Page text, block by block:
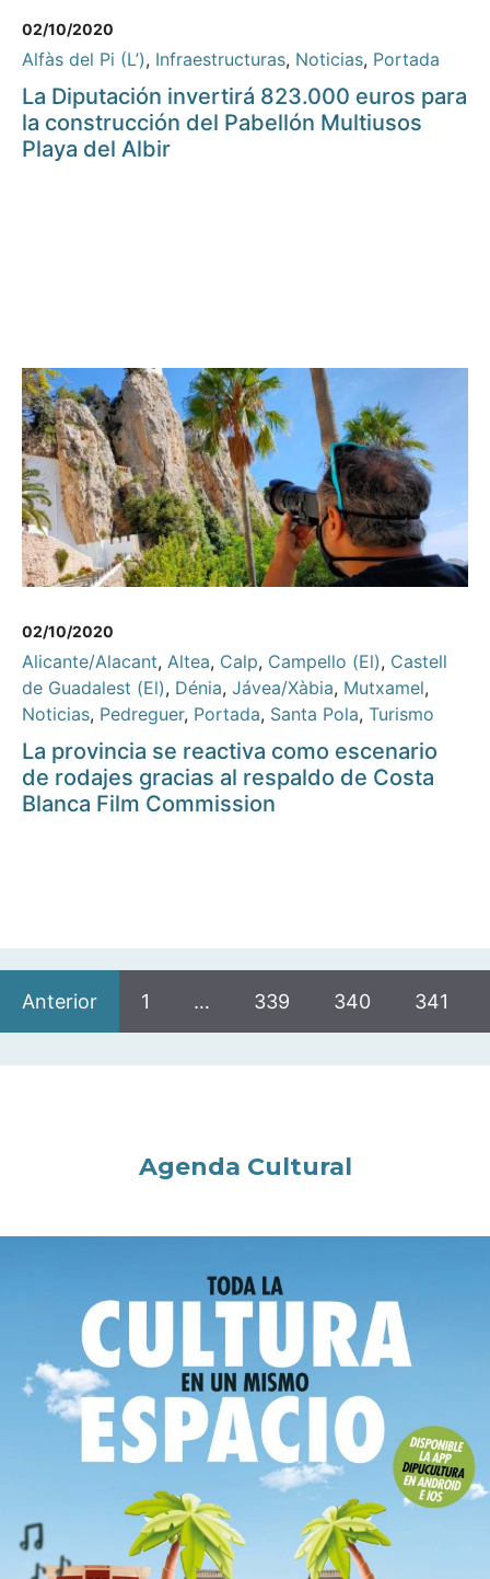
02/10/2020
Alfàs del Pi (L’), Infraestructuras, Noticias, Portada
La Diputación invertirá 823.000 euros para
la construcción del Pabellón Multiusos
Playa del Albir
02/10/2020
Alicante/Alacant, Altea, Calp, Campello (El), Castell
de Guadalest (El), Dénia, Jávea/Xàbia, Mutxamel,
Noticias, Pedreguer, Portada, Santa Pola, Turismo
La provincia se reactiva como escenario
de rodajes gracias al respaldo de Costa
Blanca Film Commission
Anterior 1 … 339 340 341
Agenda Cultural